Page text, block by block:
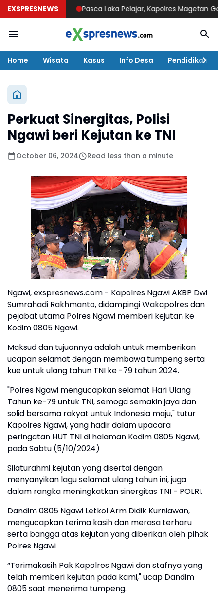
EXSPRESNEWSPasca Laka Pelajar, Kapolres Magetan Goes
Home Wisata Kasus Info Desa Pendidikan
Perkuat Sinergitas, Polisi
Ngawi beri Kejutan ke TNI
October 06, 2024 Read less than a minute
Ngawi, exspresnews.com - Kapolres Ngawi AKBP Dwi
Sumrahadi Rakhmanto, didampingi Wakapolres dan
pejabat utama Polres Ngawi memberi kejutan ke
Kodim 0805 Ngawi.
Maksud dan tujuannya adalah untuk memberikan
ucapan selamat dengan membawa tumpeng serta
kue untuk ulang tahun TNI ke -79 tahun 2024.
"Polres Ngawi mengucapkan selamat Hari Ulang
Tahun ke-79 untuk TNI, semoga semakin jaya dan
solid bersama rakyat untuk Indonesia maju," tutur
Kapolres Ngawi, yang hadir dalam upacara
peringatan HUT TNI di halaman Kodim 0805 Ngawi,
pada Sabtu (5/10/2024)
Silaturahmi kejutan yang disertai dengan
menyanyikan lagu selamat ulang tahun ini, juga
dalam rangka meningkatkan sinergitas TNI - POLRI.
Dandim 0805 Ngawi Letkol Arm Didik Kurniawan,
mengucapkan terima kasih dan merasa terharu
serta bangga atas kejutan yang diberikan oleh pihak
Polres Ngawi
“Terimakasih Pak Kapolres Ngawi dan stafnya yang
telah memberi kejutan pada kami," ucap Dandim
0805 saat menerima tumpeng.